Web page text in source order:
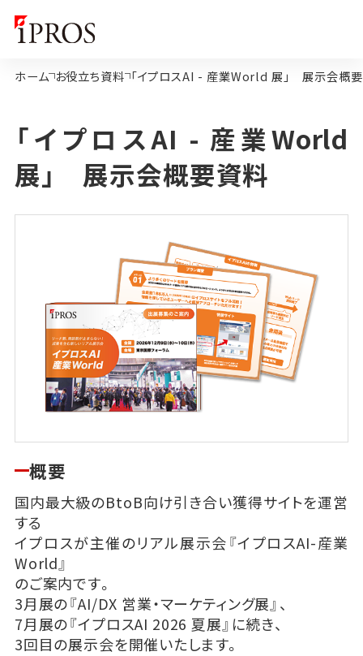
ホーム お役立ち資料 「イプロスAI - 産業World 展」 展示会概
「イプロスAI - 産業World
展」 展示会概要資料
概要
国内最大級のBtoB向け引き合い獲得サイトを運営
する
イプロスが主催のリアル展示会『イプロスAI-産業
World』
のご案内です。
3月展の『AI/DX 営業・マーケティング展』、
7月展の『イプロスAI 2026 夏展』に続き、
3回目の展示会を開催いたします。